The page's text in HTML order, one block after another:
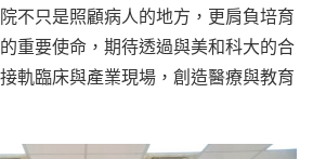
不只是照顧病人的地方，更肩負培育
重要使命，期待透過與美和科大的合
軌臨床與產業現場，創造醫療與教育